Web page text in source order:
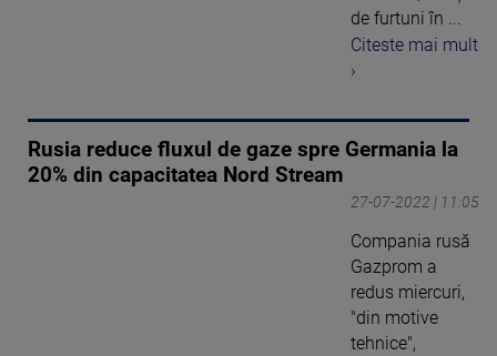
de furtuni în ...
Citeste mai mult
›
Rusia reduce fluxul de gaze spre Germania la
20% din capacitatea Nord Stream
27-07-2022 | 11:05
Compania rusă
Gazprom a
redus miercuri,
"din motive
tehnice",